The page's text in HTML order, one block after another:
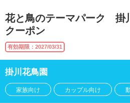
花と鳥のテーマパーク 掛
クーポン
有効期限：2027/03/31
掛川花鳥園
家族向け カップル向け